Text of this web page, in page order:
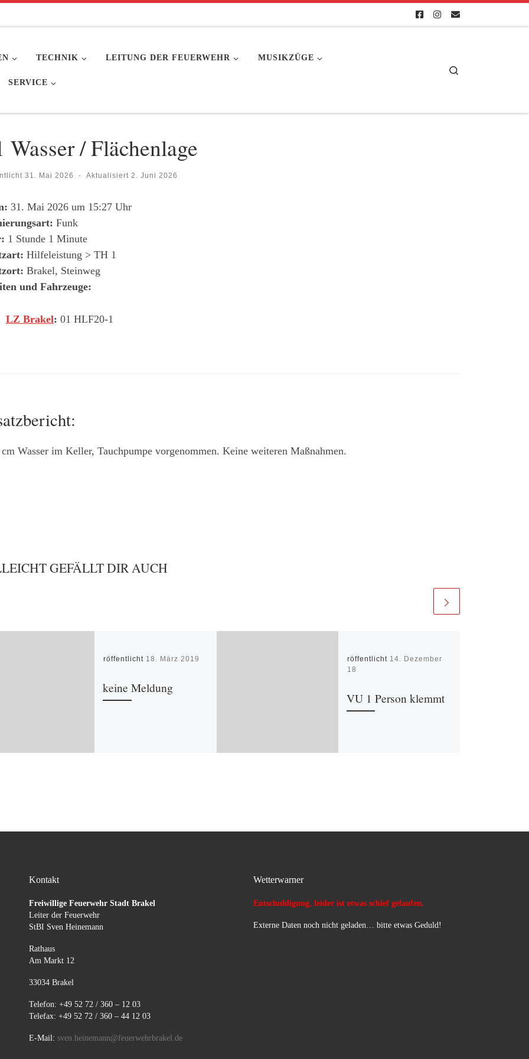
TECHNIK LEITUNG DER FEUERWEHR MUSIKZÜGE
SERVICE
Wasser / Flächenlage
31. Mai 2026 - Aktualisiert 2. Juni 2026
31. Mai 2026 um 15:27 Uhr
Funk
1 Stunde 1 Minute
Hilfeleistung > TH 1
Brakel, Steinweg
und Fahrzeuge:
LZ Brakel: 01 HLF20-1
Wasser im Keller, Tauchpumpe vorgenommen. Keine weiteren Maßnahmen.
GEFÄLLT DIR AUCH
Veröffentlicht 18. März 2019
keine Meldung
Veröffentlicht 14. Dezember
2018
VU 1 Person klemmt
Kontakt
Freiwillige Feuerwehr Stadt Brakel
Leiter der Feuerwehr
StBI Sven Heinemann
Rathaus
Am Markt 12
33034 Brakel
Telefon: +49 52 72 / 360 – 12 03
Telefax: +49 52 72 / 360 – 44 12 03
E-Mail: sven.heinemann@feuerwehrbrakel.de
Wetterwarner
Entschuldigung, leider ist etwas schief gelaufen.
Externe Daten noch nicht geladen… bitte etwas Geduld!